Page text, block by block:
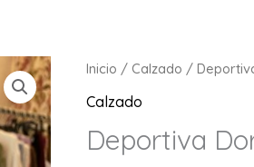
Inicio / Calzado /
Calzado
Deportiva